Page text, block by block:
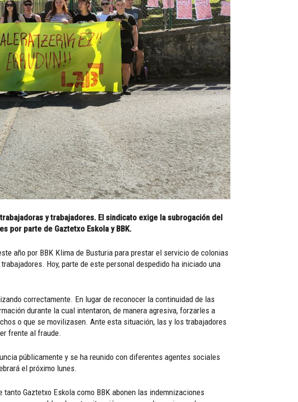
y trabajadores. El sindicato exige la subrogación del
por parte de Gaztetxo Eskola y BBK.
año por BBK Klima de Busturia para prestar el servicio de colonias
Hoy, parte de este personal despedido ha iniciado una
correctamente. En lugar de reconocer la continuidad de las
durante la cual intentaron, de manera agresiva, forzarles a
o que se movilizasen. Ante esta situación, las y los trabajadores
frente al fraude.
públicamente y se ha reunido con diferentes agentes sociales
el próximo lunes.
Gaztetxo Eskola como BBK abonen las indemnizaciones